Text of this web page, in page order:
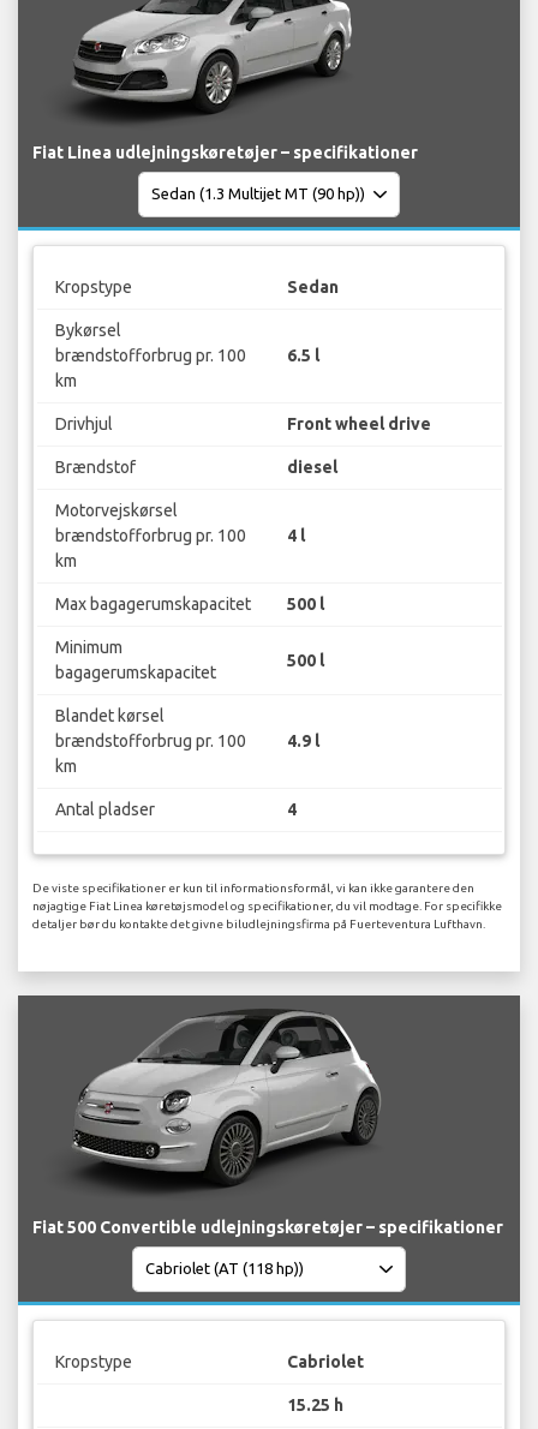
Fiat Linea udlejningskøretøjer – specifikationer
Kropstype Sedan
Bykørsel
brændstofforbrug pr. 100
km
6.5 l
Drivhjul Front wheel drive
Brændstof diesel
Motorvejskørsel
brændstofforbrug pr. 100
km
4 l
Max bagagerumskapacitet 500 l
Minimum
bagagerumskapacitet
500 l
Blandet kørsel
brændstofforbrug pr. 100
km
4.9 l
Antal pladser 4
De viste specifikationer er kun til informationsformål, vi kan ikke garantere den
nøjagtige Fiat Linea køretøjsmodel og specifikationer, du vil modtage. For specifikke
detaljer bør du kontakte det givne biludlejningsfirma på Fuerteventura Lufthavn.
Fiat 500 Convertible udlejningskøretøjer – specifikationer
Kropstype Cabriolet
15.25 h